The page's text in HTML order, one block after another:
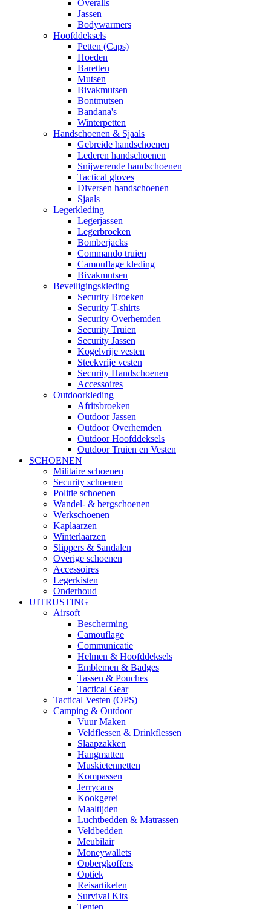
Overalls
Jassen
Bodywarmers
Hoofddeksels
Petten (Caps)
Hoeden
Baretten
Mutsen
Bivakmutsen
Bontmutsen
Bandana's
Winterpetten
Handschoenen & Sjaals
Gebreide handschoenen
Lederen handschoenen
Snijwerende handschoenen
Tactical gloves
Diversen handschoenen
Sjaals
Legerkleding
Legerjassen
Legerbroeken
Bomberjacks
Commando truien
Camouflage kleding
Bivakmutsen
Beveiligingskleding
Security Broeken
Security T-shirts
Security Overhemden
Security Truien
Security Jassen
Kogelvrije vesten
Steekvrije vesten
Security Handschoenen
Accessoires
Outdoorkleding
Afritsbroeken
Outdoor Jassen
Outdoor Overhemden
Outdoor Hoofddeksels
Outdoor Truien en Vesten
SCHOENEN
Militaire schoenen
Security schoenen
Politie schoenen
Wandel- & bergschoenen
Werkschoenen
Kaplaarzen
Winterlaarzen
Slippers & Sandalen
Overige schoenen
Accessoires
Legerkisten
Onderhoud
UITRUSTING
Airsoft
Bescherming
Camouflage
Communicatie
Helmen & Hoofddeksels
Emblemen & Badges
Tassen & Pouches
Tactical Gear
Tactical Vesten (OPS)
Camping & Outdoor
Vuur Maken
Veldflessen & Drinkflessen
Slaapzakken
Hangmatten
Muskietennetten
Kompassen
Jerrycans
Kookgerei
Maaltijden
Luchtbedden & Matrassen
Veldbedden
Meubilair
Moneywallets
Opbergkoffers
Optiek
Reisartikelen
Survival Kits
Tenten